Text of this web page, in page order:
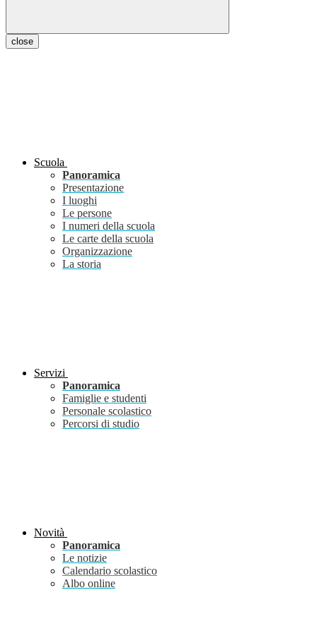
close
Scuola
Panoramica
Presentazione
I luoghi
Le persone
I numeri della scuola
Le carte della scuola
Organizzazione
La storia
Servizi
Panoramica
Famiglie e studenti
Personale scolastico
Percorsi di studio
Novità
Panoramica
Le notizie
Calendario scolastico
Albo online